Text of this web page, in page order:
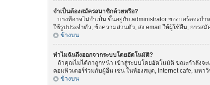
จำเป็นต้องสมัครสมาชิกด้วยหรือ?
บางทีอาจไม่จำเป็น ขึ้นอยู่กับ administrator ของบอร์ดจะ
ใช้รูปประจำตัว, ข้อความส่วนตัว, ส่ง email ให้ผู้ใช้อื่น, การส
ข้างบน
ทำไมฉันถึงออกจากระบบโดยอัตโนมัติ?
ถ้าคุณไม่ได้กาถูกหน้า เข้าสู่ระบบโดยอัตโนมัติ ขณะกำลังจ
คอมพิวเตอร์ร่วมกับผู้อื่น เช่น ในห้องสมุด, internet cafe, มหา
ข้างบน